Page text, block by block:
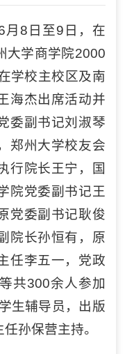
月8日至9日，在
大学商学院2000
学校主校区及南
海杰出席活动并
委副书记刘淑琴
郑州大学校友会
行院长王宁，国
院党委副书记王
党委副书记耿俊
院长孙恒有，原
任李五一，党政
共300余人参加
生辅导员，出版
孙保营主持。